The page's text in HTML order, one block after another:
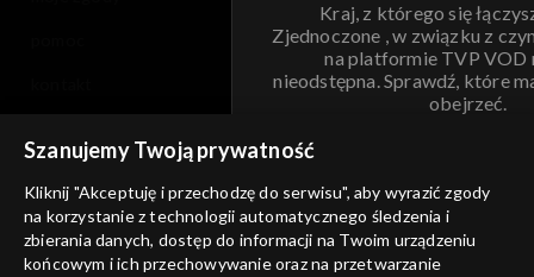
Kraj, z którego się
Zjednoczone , w związku z
na platformie TVP VOD
nieodstępna. Sprawdź, które
obejrzeć.
ANULUJ
informacje o dostawcy usług
Szanujemy Twoją prywatność
Kliknij "Akceptuję i przechodzę do serwisu", aby wyrazić zgody
na korzystanie z technologii automatycznego śledzenia i
zbierania danych, dostęp do informacji na Twoim urządzeniu
końcowym i ich przechowywanie oraz na przetwarzanie